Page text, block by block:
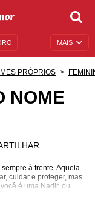
MAIS
PRÓPRIOS
NOME
à frente. Aquela
cuidar e proteger, mas
é uma Nadir, ou
certeza sentiu uma